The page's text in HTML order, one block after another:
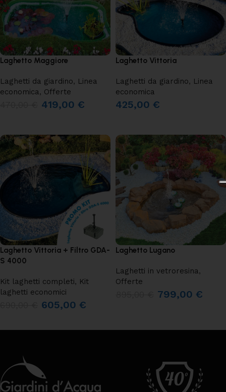
Laghetto Maggiore
Laghetti da giardino, Linea
economica, Offerte
419,00 €
Laghetto Vittoria
Laghetti da giardino, Linea
economica
425,00 €
Laghetto Vittoria + Filtro GDA-
S 4000
Kit laghetti completi, Kit
laghetti economici
605,00 €
Laghetto Lugano
Laghetti in vetroresina,
Offerte
799,00 €